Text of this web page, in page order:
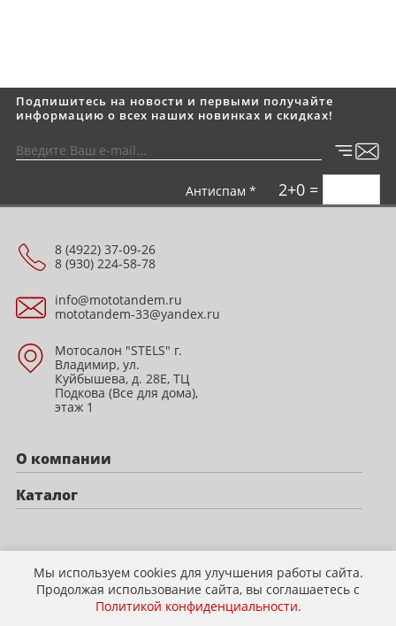
Мы используем cookies для улучшения работы сайта.
Продолжая использование сайта, вы соглашаетесь с
Политикой конфиденциальности.
Подпишитесь на новости и первыми получайте
информацию о всех наших новинках и скидках!
Антиспам * 2+0 =
8 (4922) 37-09-26
8 (930) 224-58-78
info@mototandem.ru
mototandem-33@yandex.ru
Мотосалон "STELS" г.
Владимир, ул.
Куйбышева, д. 28Е, ТЦ
Подкова (Все для дома),
этаж 1
О компании
Каталог
Политика конфиденциальности
© 2009-2026 mototandem.ru